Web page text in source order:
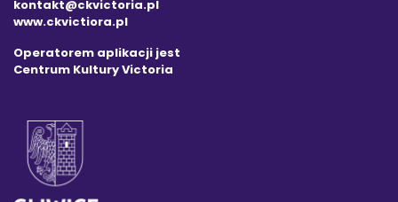
kontakt@ckvictoria.pl
www.ckvictiora.pl
Operatorem aplikacji jest
Centrum Kultury Victoria